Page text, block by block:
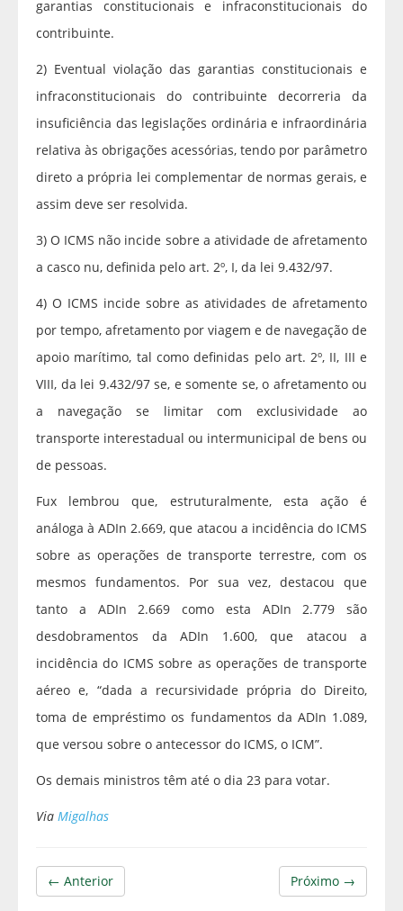
garantias constitucionais e infraconstitucionais do
contribuinte.
2) Eventual violação das garantias constitucionais e
infraconstitucionais do contribuinte decorreria da
insuficiência das legislações ordinária e infraordinária
relativa às obrigações acessórias, tendo por parâmetro
direto a própria lei complementar de normas gerais, e
assim deve ser resolvida.
3) O ICMS não incide sobre a atividade de afretamento
a casco nu, definida pelo art. 2º, I, da lei 9.432/97.
4) O ICMS incide sobre as atividades de afretamento
por tempo, afretamento por viagem e de navegação de
apoio marítimo, tal como definidas pelo art. 2º, II, III e
VIII, da lei 9.432/97 se, e somente se, o afretamento ou
a navegação se limitar com exclusividade ao
transporte interestadual ou intermunicipal de bens ou
de pessoas.
Fux lembrou que, estruturalmente, esta ação é
análoga à ADIn 2.669, que atacou a incidência do ICMS
sobre as operações de transporte terrestre, com os
mesmos fundamentos. Por sua vez, destacou que
tanto a ADIn 2.669 como esta ADIn 2.779 são
desdobramentos da ADIn 1.600, que atacou a
incidência do ICMS sobre as operações de transporte
aéreo e, “dada a recursividade própria do Direito,
toma de empréstimo os fundamentos da ADIn 1.089,
que versou sobre o antecessor do ICMS, o ICM”.
Os demais ministros têm até o dia 23 para votar.
Via Migalhas
Próximo →
← Anterior